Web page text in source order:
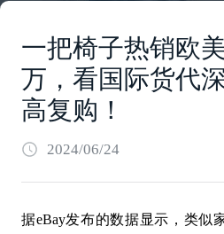
一把椅子热销欧
万，看国际货代
高复购！
2024/06/24
据eBay发布的数据显示，类似